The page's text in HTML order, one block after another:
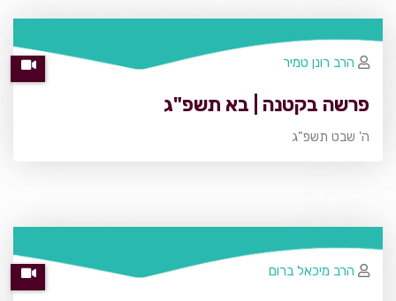
פרשה בקטנה | בא תשפ"ג
ה' שבט תשפ"ג
הרב רונן טמיר
הרב מיכאל ברום